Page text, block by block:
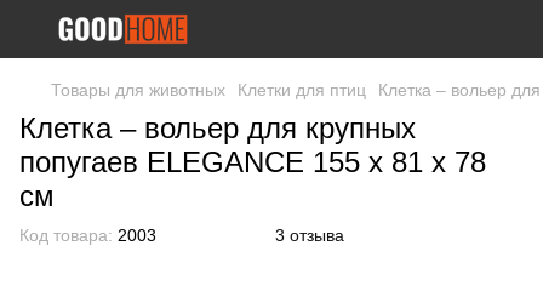
Товары для животных Клетки для птиц Клетка – вольер
Клетка – вольер для крупных
попугаев ELEGANCE 155 х 81 х 78
см
Код товара: 2003 3 отзыва